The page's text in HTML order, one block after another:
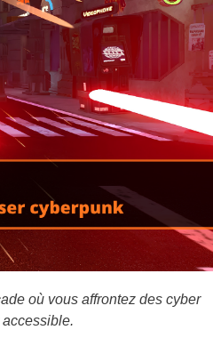
où vous affrontez des cyber